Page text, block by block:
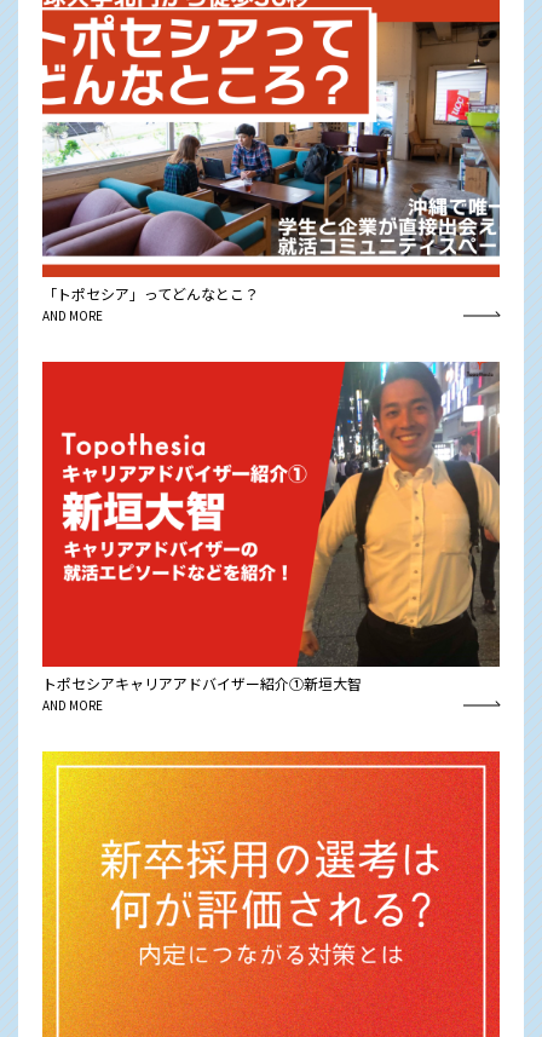
「トポセシア」ってどんなとこ？
AND MORE
トポセシアキャリアアドバイザー紹介①新垣大智
AND MORE